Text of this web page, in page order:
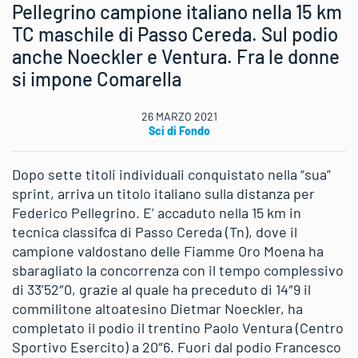
Pellegrino campione italiano nella 15 km
TC maschile di Passo Cereda. Sul podio
anche Noeckler e Ventura. Fra le donne
si impone Comarella
26 MARZO 2021
Sci di Fondo
Dopo sette titoli individuali conquistato nella “sua”
sprint, arriva un titolo italiano sulla distanza per
Federico Pellegrino. E’ accaduto nella 15 km in
tecnica classifca di Passo Cereda (Tn), dove il
campione valdostano delle Fiamme Oro Moena ha
sbaragliato la concorrenza con il tempo complessivo
di 33’52″0, grazie al quale ha preceduto di 14″9 il
commilitone altoatesino Dietmar Noeckler, ha
completato il podio il trentino Paolo Ventura (Centro
Sportivo Esercito) a 20″6. Fuori dal podio Francesco